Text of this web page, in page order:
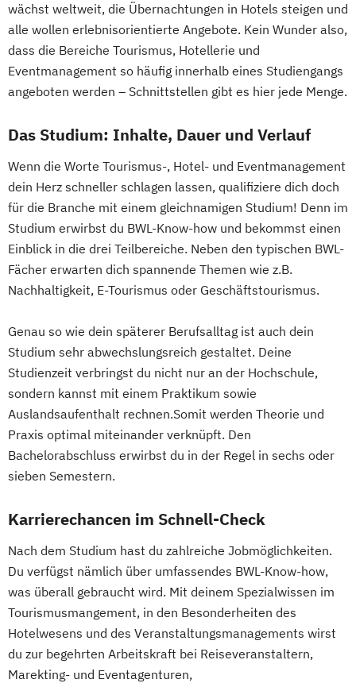
wächst weltweit, die Übernachtungen in Hotels steigen und
alle wollen erlebnisorientierte Angebote. Kein Wunder also,
dass die Bereiche Tourismus, Hotellerie und
Eventmanagement so häufig innerhalb eines Studiengangs
angeboten werden – Schnittstellen gibt es hier jede Menge.
Das Studium: Inhalte, Dauer und Verlauf
Wenn die Worte Tourismus-, Hotel- und Eventmanagement
dein Herz schneller schlagen lassen, qualifiziere dich doch
für die Branche mit einem gleichnamigen Studium! Denn im
Studium erwirbst du BWL-Know-how und bekommst einen
Einblick in die drei Teilbereiche. Neben den typischen BWL-
Fächer erwarten dich spannende Themen wie z.B.
Nachhaltigkeit, E-Tourismus oder Geschäftstourismus.
Genau so wie dein späterer Berufsalltag ist auch dein
Studium sehr abwechslungsreich gestaltet. Deine
Studienzeit verbringst du nicht nur an der Hochschule,
sondern kannst mit einem Praktikum sowie
Auslandsaufenthalt rechnen.Somit werden Theorie und
Praxis optimal miteinander verknüpft. Den
Bachelorabschluss erwirbst du in der Regel in sechs oder
sieben Semestern.
Karrierechancen im Schnell-Check
Nach dem Studium hast du zahlreiche Jobmöglichkeiten.
Du verfügst nämlich über umfassendes BWL-Know-how,
was überall gebraucht wird. Mit deinem Spezialwissen im
Tourismusmangement, in den Besonderheiten des
Hotelwesens und des Veranstaltungsmanagements wirst
du zur begehrten Arbeitskraft bei Reiseveranstaltern,
Marekting- und Eventagenturen,